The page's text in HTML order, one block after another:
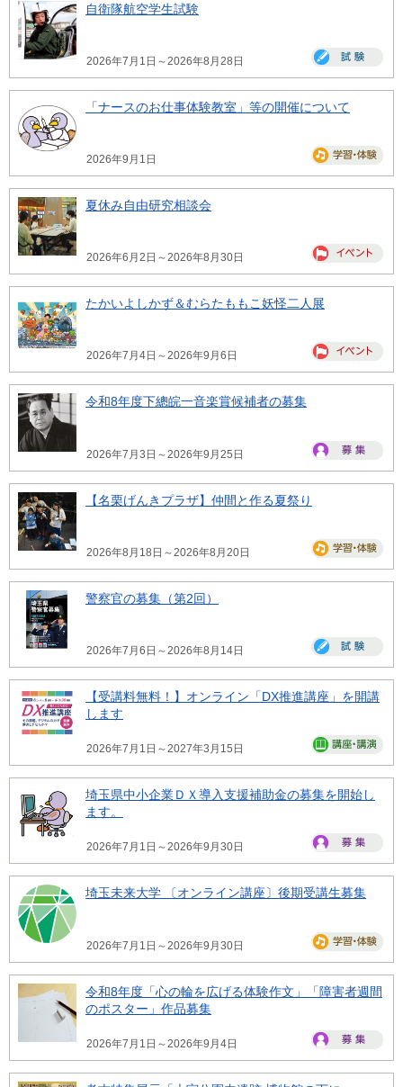
自衛隊航空学生試験
2026年7月1日～2026年8月28日
「ナースのお仕事体験教室」等の開催について
2026年9月1日
夏休み自由研究相談会
2026年6月2日～2026年8月30日
たかいよしかず＆むらたももこ妖怪二人展
2026年7月4日～2026年9月6日
令和8年度下總皖一音楽賞候補者の募集
2026年7月3日～2026年9月25日
【名栗げんきプラザ】仲間と作る夏祭り
2026年8月18日～2026年8月20日
警察官の募集（第2回）
2026年7月6日～2026年8月14日
【受講料無料！】オンライン「DX推進講座」を開講
します
2026年7月1日～2027年3月15日
埼玉県中小企業ＤＸ導入支援補助金の募集を開始し
ます。
2026年7月1日～2026年9月30日
埼玉未来大学 〔オンライン講座〕後期受講生募集
2026年7月1日～2026年9月30日
令和8年度「心の輪を広げる体験作文」「障害者週間
のポスター」作品募集
2026年7月1日～2026年9月4日